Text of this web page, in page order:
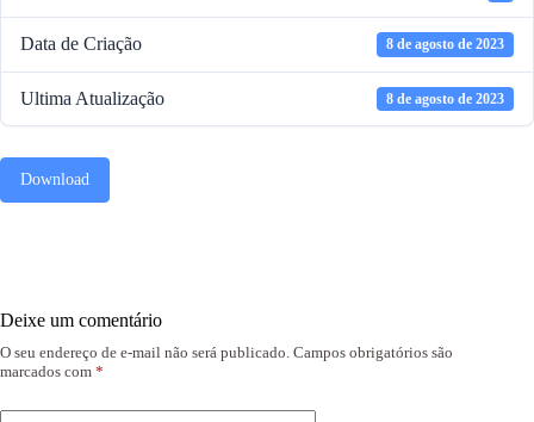
Data de Criação 8 de agosto de 2023
Ultima Atualização 8 de agosto de 2023
Download
Deixe um comentário
O seu endereço de e-mail não será publicado. Campos obrigatórios são
marcados com *